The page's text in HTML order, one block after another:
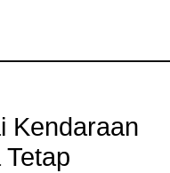
Kendaraan